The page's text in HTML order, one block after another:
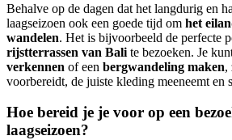
Behalve op de dagen dat het langdurig en
laagseizoen ook een goede tijd om het
wandelen. Het is bijvoorbeeld de perfecte
rijstterrassen van Bali te bezoeken. Je
verkennen of een bergwandeling maken,
voorbereidt, de juiste kleding meeneemt
Hoe bereid je je voor op een
laagseizoen?